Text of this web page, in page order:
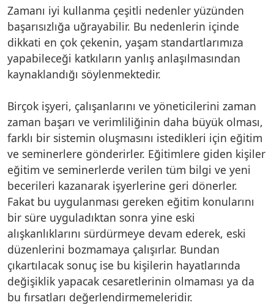
Zamanı iyi kullanma çeşitli nedenler yüzünden
başarısızlığa uğrayabilir. Bu nedenlerin içinde
dikkati en çok çekenin, yaşam standartlarımıza
yapabileceği katkıların yanlış anlaşılmasından
kaynaklandığı söylenmektedir.
Birçok işyeri, çalışanlarını ve yöneticilerini zaman
zaman başarı ve verimliliğinin daha büyük olması,
farklı bir sistemin oluşmasını istedikleri için eğitim
ve seminerlere gönderirler. Eğitimlere giden kişiler
eğitim ve seminerlerde verilen tüm bilgi ve yeni
becerileri kazanarak işyerlerine geri dönerler.
Fakat bu uygulanması gereken eğitim konularını
bir süre uyguladıktan sonra yine eski
alışkanlıklarını sürdürmeye devam ederek, eski
düzenlerini bozmamaya çalışırlar. Bundan
çıkartılacak sonuç ise bu kişilerin hayatlarında
değişiklik yapacak cesaretlerinin olmaması ya da
bu fırsatları değerlendirmemeleridir.